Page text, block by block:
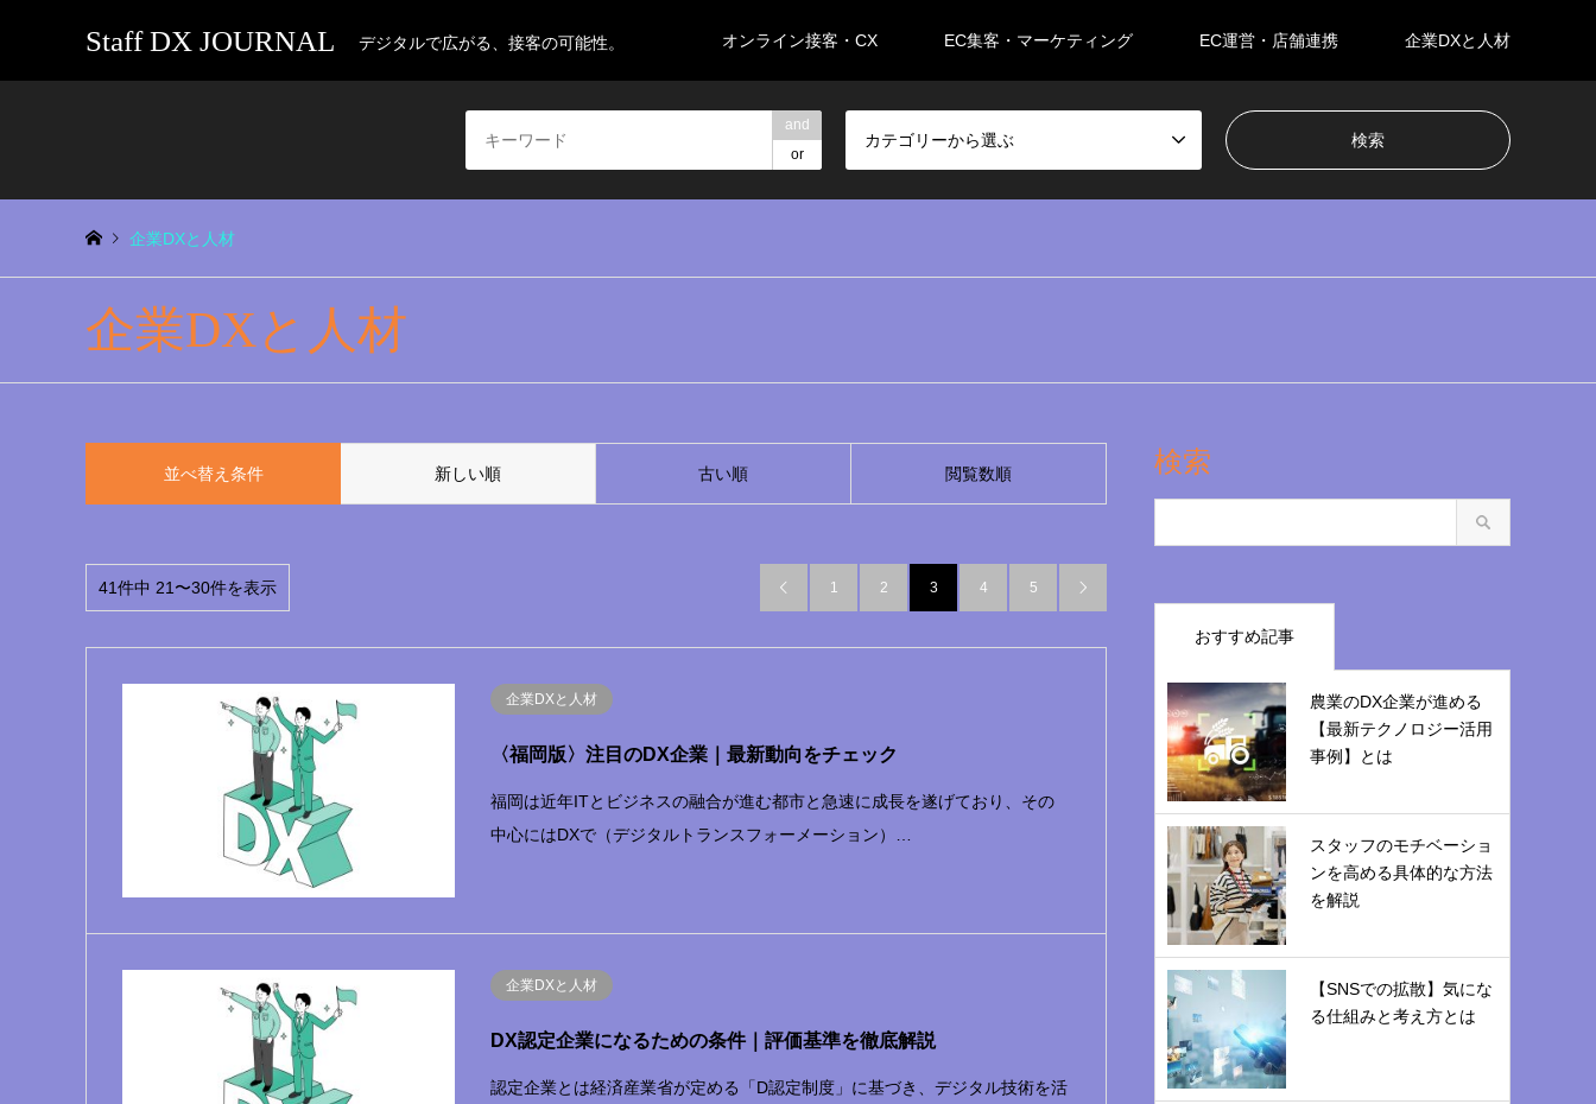
Staff DX JOURNAL デジタルで広がる、接客の可能性。 オンライン接客・CX EC集客・マーケティング EC運営・店舗連携 企業DXと人材
and
or
カテゴリーから選ぶ
企業DXと人材
企業DXと人材
並べ替え条件 新しい順 古い順 閲覧数順
41件中 21〜30件を表示  1 2 3 4 5 
企業DXと人材
〈福岡版〉注目のDX企業｜最新動向をチェック
福岡は近年ITとビジネスの融合が進む都市と急速に成長を遂げており、その
中心にはDXで（デジタルトランスフォーメーション）…
企業DXと人材
DX認定企業になるための条件｜評価基準を徹底解説
認定企業とは経済産業省が定める「D認定制度」に基づき、デジタル技術を活
検索
おすすめ記事
農業のDX企業が進める
【最新テクノロジー活用
事例】とは
スタッフのモチベーショ
ンを高める具体的な方法
を解説
【SNSでの拡散】気にな
る仕組みと考え方とは